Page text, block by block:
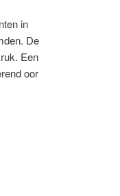
in
De
Een
oor